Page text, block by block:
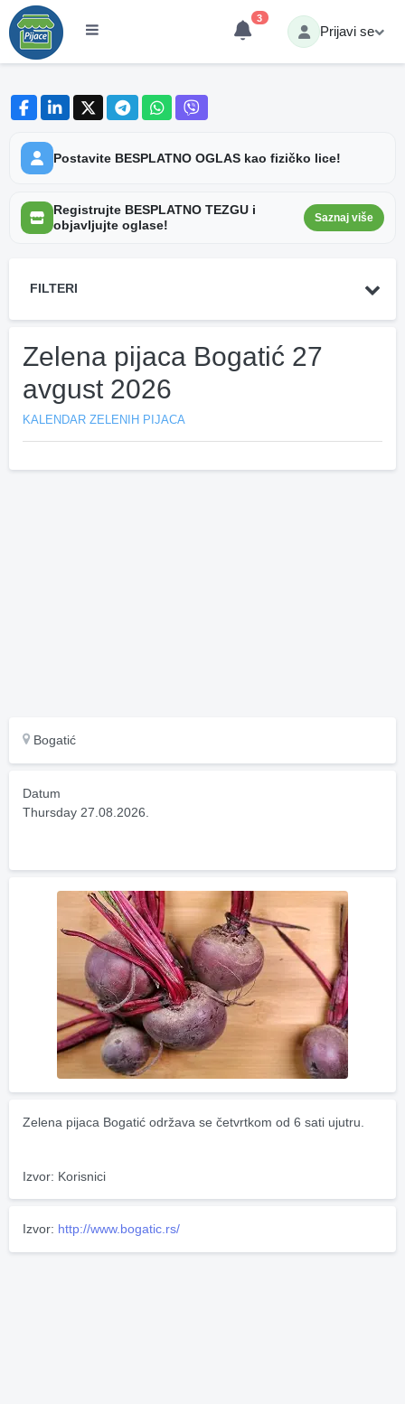
3
Prijavi se
Postavite BESPLATNO OGLAS kao fizičko lice!
Registrujte BESPLATNO TEZGU i
objavljujte oglase!
Saznaj više
FILTERI
Zelena pijaca Bogatić 27
avgust 2026
KALENDAR ZELENIH PIJACA
Bogatić
Datum
Thursday 27.08.2026.
Zelena pijaca Bogatić održava se četvrtkom od 6 sati ujutru.
Izvor: Korisnici
Izvor: http://www.bogatic.rs/